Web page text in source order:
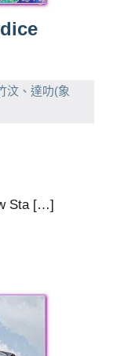
汶、達叻(象
Sta […]